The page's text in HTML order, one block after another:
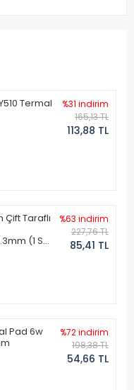
Termal
%31 indirim
165,13 TL
113,88 TL
Taraflı
(1 Set
%63 indirim
227,76 TL
85,41 TL
Pad 6w
%72 indirim
198,38 TL
54,66 TL